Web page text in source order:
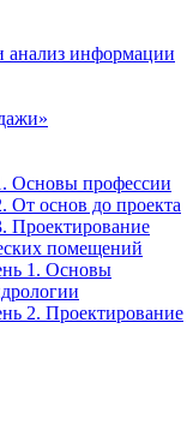
анализ информации
Основы профессии
От основ до проекта
Проектирование
помещений
1. Основы
2. Проектирование